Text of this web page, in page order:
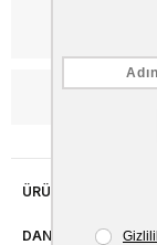
ÜRÜN ÖZELLIKLERI
DANIŞMA HATTI